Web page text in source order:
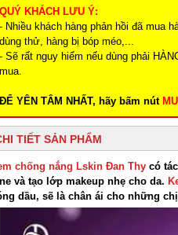
QUÝ KHÁCH LƯU Ý:
- Nhiều khách hàng phản hồi đã mua
dùng thử, hàng bị bóp méo,...
- Sẽ rất nguy hiểm nếu dùng phải
mua.
ĐỂ YÊN TÂM NHẤT, hãy bấm nút
TIẾT SẢN PHẨM
chống nắng Lskin Đan Thy có
và tạo lớp makeup nhẹ cho da.
dầu, sẽ là chân ái cho những